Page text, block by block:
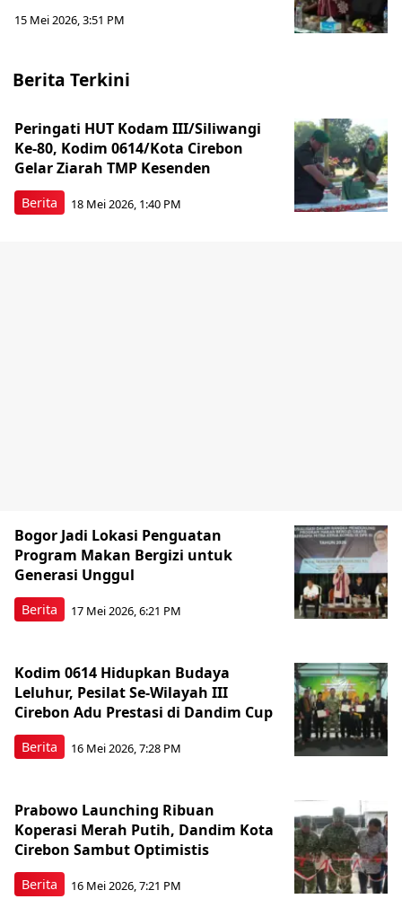
15 Mei 2026, 3:51 PM
Berita Terkini
Berita
Peringati HUT Kodam III/Siliwangi
Ke-80, Kodim 0614/Kota Cirebon
Gelar Ziarah TMP Kesenden
18 Mei 2026, 1:40 PM
Berita
Bogor Jadi Lokasi Penguatan
Program Makan Bergizi untuk
Generasi Unggul
17 Mei 2026, 6:21 PM
Berita
Kodim 0614 Hidupkan Budaya
Leluhur, Pesilat Se-Wilayah III
Cirebon Adu Prestasi di Dandim Cup
16 Mei 2026, 7:28 PM
Berita
Prabowo Launching Ribuan
Koperasi Merah Putih, Dandim Kota
Cirebon Sambut Optimistis
16 Mei 2026, 7:21 PM